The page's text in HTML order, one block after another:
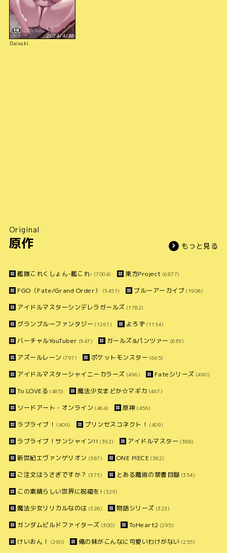
2024/4/16
Daisuki
Original
原作 もっと見る
艦隊これくしょん-艦これ- (7004) 東方Project (6877)
FGO（Fate/Grand Order） (3451) ブルーアーカイブ (1908)
アイドルマスターシンデレラガールズ (1782)
グランブルーファンタジー (1261) よろず (1134)
バーチャルYouTuber (947) ガールズ&パンツァー (839)
アズールレーン (797) ポケットモンスター (665)
アイドルマスターシャイニーカラーズ (496) Fateシリーズ (490)
To LOVEる (485) 魔法少女まどか☆マギカ (467)
ソードアート・オンライン (464) 原神 (456)
ラブライブ！ (409) プリンセスコネクト！ (409)
ラブライブ！サンシャイン!! (392) アイドルマスター (388)
新世紀エヴァンゲリオン (387) ONE PIECE (382)
ご注文はうさぎですか？ (373) とある魔術の禁書目録 (354)
この素晴らしい世界に祝福を! (329)
魔法少女リリカルなのは (328) 物語シリーズ (323)
ガンダムビルドファイターズ (300) ToHeart2 (295)
けいおん！ (290) 俺の妹がこんなに可愛いわけがない (255)